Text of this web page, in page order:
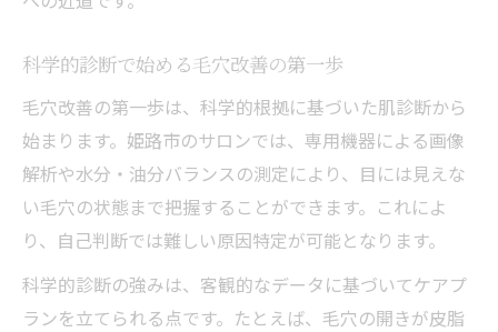
科学的診断で始める毛穴改善の第一歩
毛穴改善の第一歩は、科学的根拠に基づいた肌診断から
始まります。姫路市のサロンでは、専用機器による画像
解析や水分・油分バランスの測定により、目には見えな
い毛穴の状態まで把握することができます。これによ
り、自己判断では難しい原因特定が可能となります。
科学的診断の強みは、客観的なデータに基づいてケアプ
ランを立てられる点です。たとえば、毛穴の開きが皮脂